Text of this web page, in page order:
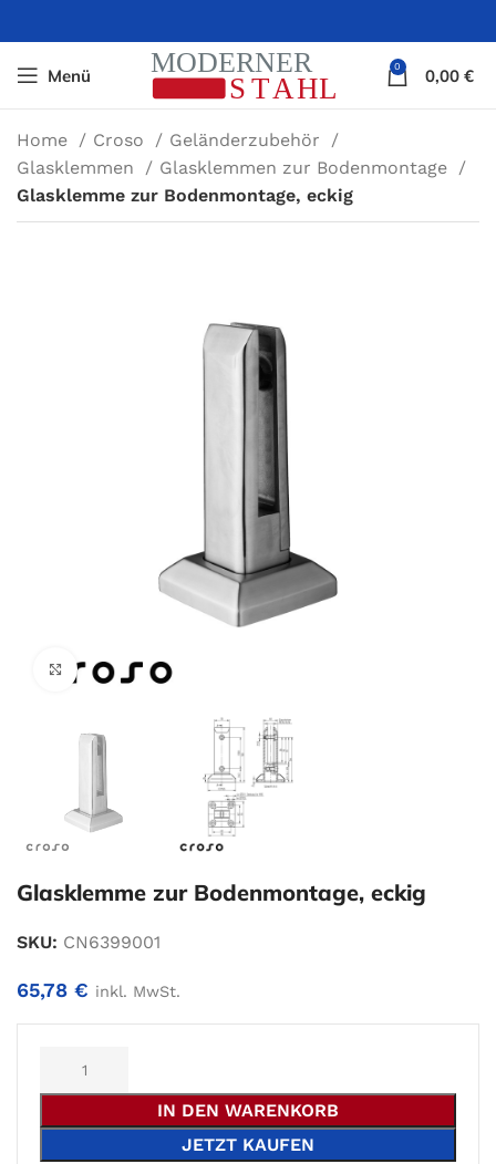
Menü 0 0,00 €
Home Croso
Geländerzubehör
Glasklemmen
Glasklemmen zur Bodenmontage
Glasklemme zur Bodenmontage, eckig
Zum Vergrößern klicken
Glasklemme zur Bodenmontage, eckig
SKU: CN6399001
65,78 € inkl. MwSt.
IN DEN WARENKORB
JETZT KAUFEN
Alternative: